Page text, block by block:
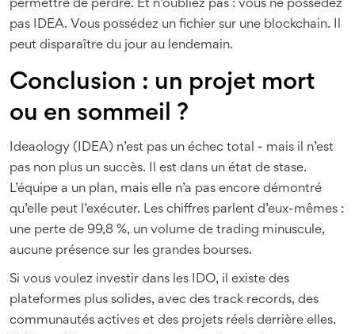
permettre de perdre. Et n’oubliez pas : vous ne possédez
pas IDEA. Vous possédez un fichier sur une blockchain. Il
peut disparaître du jour au lendemain.
Conclusion : un projet mort
ou en sommeil ?
Ideaology (IDEA) n’est pas un échec total - mais il n’est
pas non plus un succès. Il est dans un état de stase.
L’équipe a un plan, mais elle n’a pas encore démontré
qu’elle peut l’exécuter. Les chiffres parlent d’eux-mêmes :
une perte de 99,8 %, un volume de trading minuscule,
aucune présence sur les grandes bourses.
Si vous voulez investir dans les IDO, il existe des
plateformes plus solides, avec des track records, des
communautés actives et des projets réels derrière elles.